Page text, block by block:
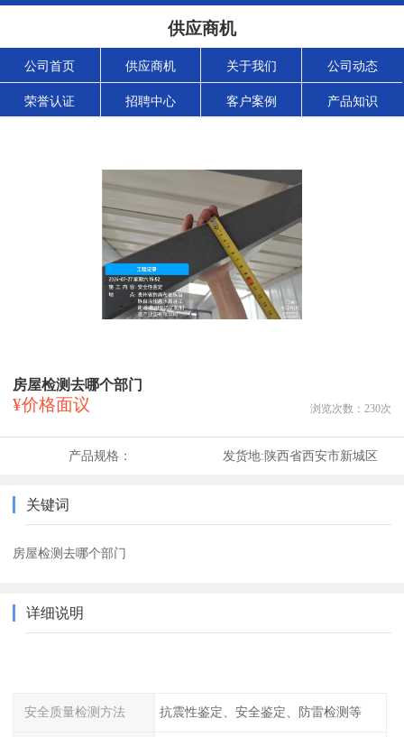
供应商机
公司首页 供应商机 关于我们 公司动态
荣誉认证 招聘中心 客户案例 产品知识
房屋检测去哪个部门
¥价格面议 浏览次数： 230次
产品规格： 发货地:陕西省西安市新城区
关键词
房屋检测去哪个部门
详细说明
安全质量检测方法 抗震性鉴定、安全鉴定、防雷检测等